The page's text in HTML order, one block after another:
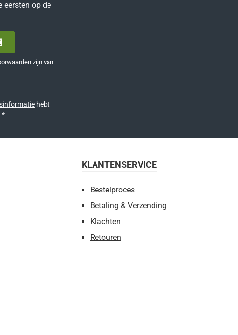
eersten op de
zijn van
hebt
*
KLANTENSERVICE
Bestelproces
Betaling & Verzending
Klachten
Retouren